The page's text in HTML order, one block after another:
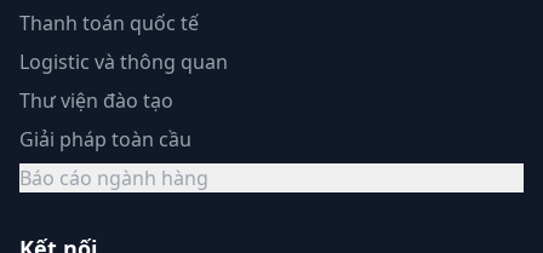
Thanh toán quốc tế
Logistic và thông quan
Thư viện đào tạo
Giải pháp toàn cầu
Báo cáo ngành hàng